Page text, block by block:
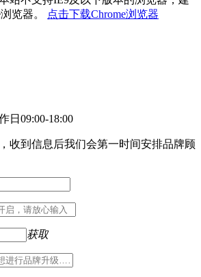
览器。
点击下载Chrome浏览器
日09:00-18:00
收到信息后我们会第一时间安排品牌顾
获取